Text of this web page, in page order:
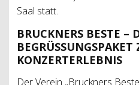
Saal statt.
BRUCKNERS BESTE –
BEGRÜSSUNGSPAKET
KONZERTERLEBNIS
Der Verein „Bruckners